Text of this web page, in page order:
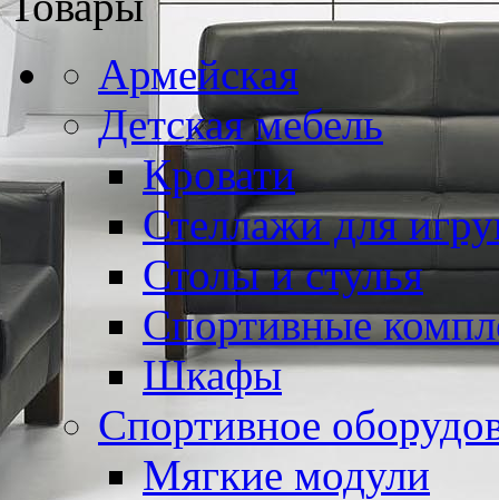
Армейская
Детская мебель
Кровати
Стеллажи для
Столы и стулья
Спортивные
Шкафы
Спортивное
Мягкие модули